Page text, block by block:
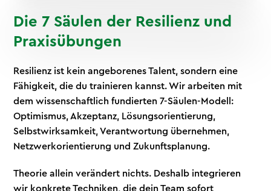
Die 7 Säulen der Resilienz und
Praxisübungen
Resilienz ist kein angeborenes Talent, sondern eine
Fähigkeit, die du trainieren kannst. Wir arbeiten mit
dem wissenschaftlich fundierten 7-Säulen-Modell:
Optimismus, Akzeptanz, Lösungsorientierung,
Selbstwirksamkeit, Verantwortung übernehmen,
Netzwerkorientierung und Zukunftsplanung.
Theorie allein verändert nichts. Deshalb integrieren
wir konkrete Techniken, die dein Team sofort